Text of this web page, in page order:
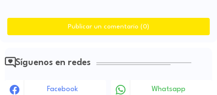
Publicar un comentario (0)
Síguenos en redes
Facebook Whatsapp